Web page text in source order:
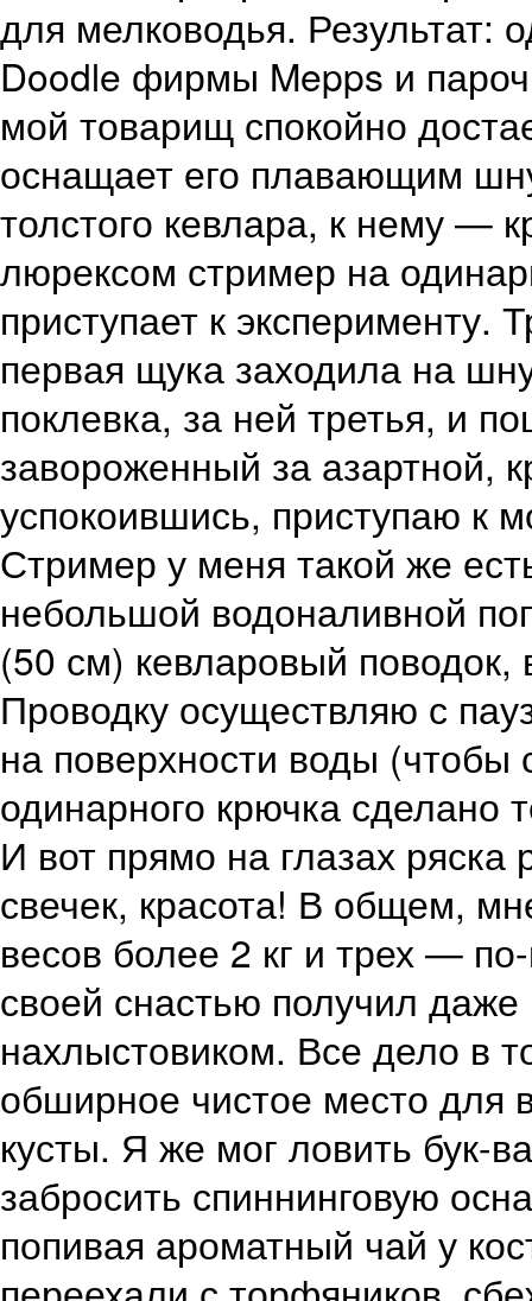
для мелководья. Результат:
Doodle фирмы Mepps и
мой товарищ спокойно
оснащает его плавающим
толстого кевлара, к нему —
люрексом стример на
приступает к
первая щука заходила на
поклевка, за ней третья, и
завороженный за азартной,
успокоившись, приступаю к
Стример у меня такой же
небольшой водоналивной
(50 см) кевларовый
Проводку осуществляю с
на поверхности воды (чтобы
одинарного крючка сделано
И вот прямо на глазах ряска
свечек, красота! В общем,
весов более 2 кг и трех —
своей снастью получил
нахлыстовиком. Все дело в
обширное чистое место для
кусты. Я же мог ловить бук-
забросить спиннинговую
попивая ароматный чай у